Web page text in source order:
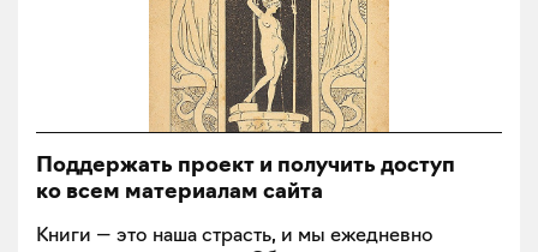
Поддержать проект и получить доступ
ко всем материалам сайта
Книги — это наша страсть, и мы ежедневно